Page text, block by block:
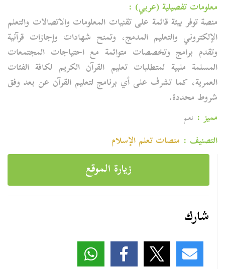
معلومات تفصيلية (عربي) :
منصة توفر بيئة قائمة على تقنيات المعلومات والاتصالات والتعلم
الإلكتروني والتعليم المدمج، وتمنح شهادات وإجازات قرآنية
وتقدم برامج وتخصصات متوائمة مع احتياجات المجتمعات
المسلمة ملبية لمتطلبات تعليم القرآن الكريم لكافة الفئات
العمرية، كما تشرف على أي برنامج لتعليم القرآن عن بعد وفق
شروط محددة.
مميز : نعم
التصنيف : منصات تعلم الإسلام
زيارة الموقع
شارك